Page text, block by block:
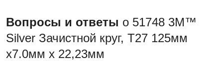
Вопросы и ответы о 51748 3M™
Silver Зачистной круг, T27 125мм
х7.0мм х 22,23мм